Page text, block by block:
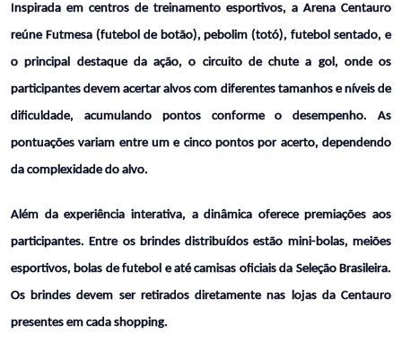
Inspirada em centros de treinamento esportivos, a Arena Centauro
reúne Futmesa (futebol de botão), pebolim (totó), futebol sentado, e
o principal destaque da ação, o circuito de chute a gol, onde os
participantes devem acertar alvos com diferentes tamanhos e níveis de
dificuldade, acumulando pontos conforme o desempenho. As
pontuações variam entre um e cinco pontos por acerto, dependendo
da complexidade do alvo.
Além da experiência interativa, a dinâmica oferece premiações aos
participantes. Entre os brindes distribuídos estão mini-bolas, meiões
esportivos, bolas de futebol e até camisas oficiais da Seleção Brasileira.
Os brindes devem ser retirados diretamente nas lojas da Centauro
presentes em cada shopping.